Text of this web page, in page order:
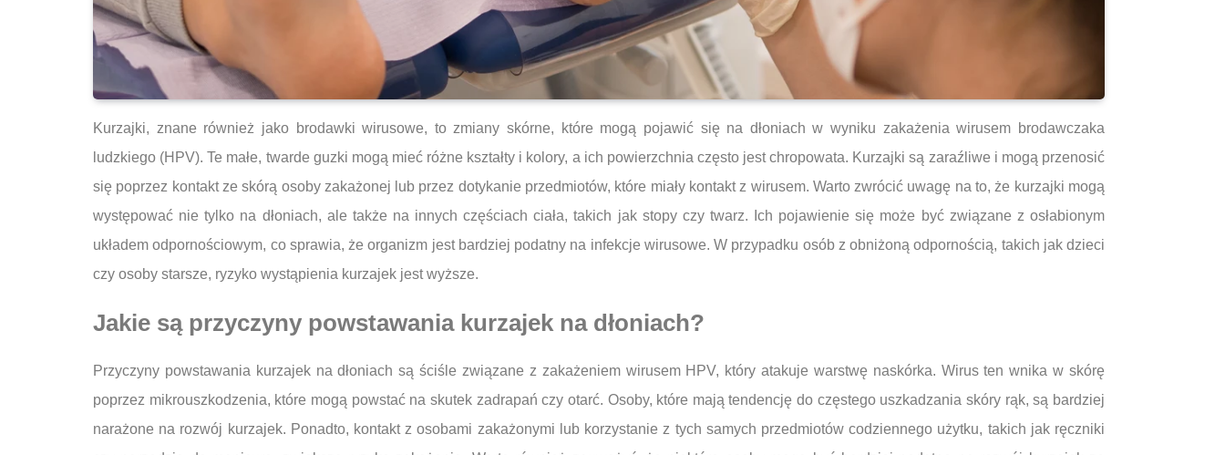
Kurzajki, znane również jako brodawki wirusowe, to zmiany skórne, które mogą pojawić się na dłoniach w wyniku zakażenia wirusem brodawczaka
ludzkiego (HPV). Te małe, twarde guzki mogą mieć różne kształty i kolory, a ich powierzchnia często jest chropowata. Kurzajki są zaraźliwe i mogą przenosić
się poprzez kontakt ze skórą osoby zakażonej lub przez dotykanie przedmiotów, które miały kontakt z wirusem. Warto zwrócić uwagę na to, że kurzajki mogą
występować nie tylko na dłoniach, ale także na innych częściach ciała, takich jak stopy czy twarz. Ich pojawienie się może być związane z osłabionym
układem odpornościowym, co sprawia, że organizm jest bardziej podatny na infekcje wirusowe. W przypadku osób z obniżoną odpornością, takich jak dzieci
czy osoby starsze, ryzyko wystąpienia kurzajek jest wyższe.
Jakie są przyczyny powstawania kurzajek na dłoniach?
Przyczyny powstawania kurzajek na dłoniach są ściśle związane z zakażeniem wirusem HPV, który atakuje warstwę naskórka. Wirus ten wnika w skórę
poprzez mikrouszkodzenia, które mogą powstać na skutek zadrapań czy otarć. Osoby, które mają tendencję do częstego uszkadzania skóry rąk, są bardziej
narażone na rozwój kurzajek. Ponadto, kontakt z osobami zakażonymi lub korzystanie z tych samych przedmiotów codziennego użytku, takich jak ręczniki